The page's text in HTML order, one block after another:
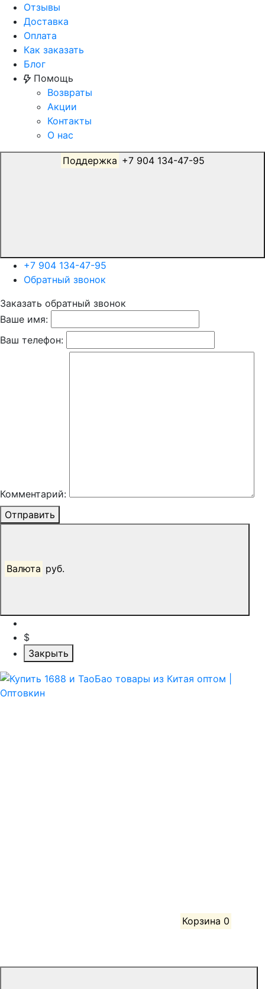
Отзывы
Доставка
Оплата
Как заказать
Блог
Помощь
Возвраты
Акции
Контакты
О нас
Поддержка
+7 904 134-47-95
Обратный звонок
Заказать обратный звонок
Ваше имя:
Ваш телефон:
Комментарий:
Отправить
Валюта руб.
$
Закрыть
Корзина 0